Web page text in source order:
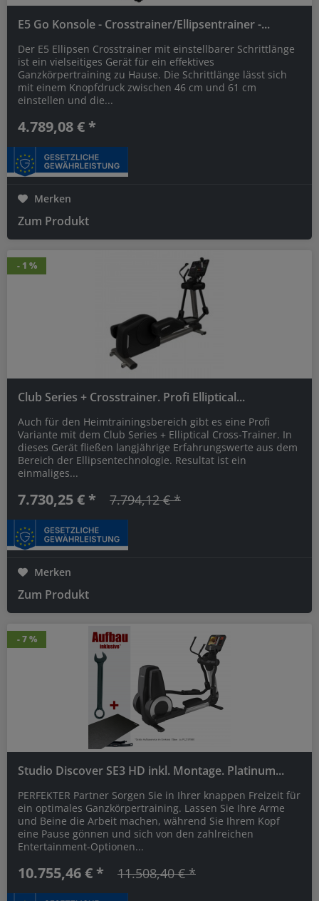
E5 Go Konsole - Crosstrainer/Ellipsentrainer -...
Der E5 Ellipsen Crosstrainer mit einstellbarer Schrittlänge
ist ein vielseitiges Gerät für ein effektives
Ganzkörpertraining zu Hause. Die Schrittlänge lässt sich
mit einem Knopfdruck zwischen 46 cm und 61 cm
einstellen und die...
4.789,08 € *
Merken
Zum Produkt
- 1 %
- 1 %
Club Series + Crosstrainer. Profi Elliptical...
Auch für den Heimtrainingsbereich gibt es eine Profi
Variante mit dem Club Series + Elliptical Cross-Trainer. In
dieses Gerät fließen langjährige Erfahrungswerte aus dem
Bereich der Ellipsentechnologie. Resultat ist ein
einmaliges...
7.730,25 € * 7.794,12 € *
Merken
Zum Produkt
- 7 %
- 7 %
Studio Discover SE3 HD inkl. Montage. Platinum...
PERFEKTER Partner Sorgen Sie in Ihrer knappen Freizeit für
ein optimales Ganzkörpertraining. Lassen Sie Ihre Arme
und Beine die Arbeit machen, während Sie Ihrem Kopf
eine Pause gönnen und sich von den zahlreichen
Entertainment-Optionen...
10.755,46 € * 11.508,40 € *